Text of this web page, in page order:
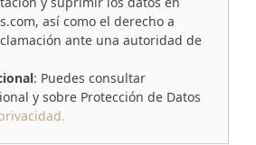
así como el derecho a
ante una autoridad de
: Puedes consultar
y sobre Protección de Datos